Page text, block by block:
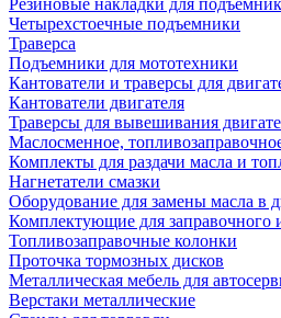
Резиновые накладки для
Четырехстоечные подъемники
Траверса
Подъемники для мототехники
Кантователи и траверсы для
Кантователи двигателя
Траверсы для вывешивания
Маслосменное,
Комплекты для раздачи масла и
Нагнетатели смазки
Оборудование для замены масла в
Комплектующие для заправочного
Топливозаправочные колонки
Проточка тормозных дисков
Металлическая мебель для
Верстаки металлические